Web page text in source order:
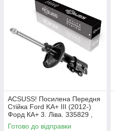
ACSUSS! Посилена Передня
Стійка Ford KA+ III (2012-)
Форд КА+ 3. Ліва. 335829 ,
3348057 Корея!
Готово до відправки